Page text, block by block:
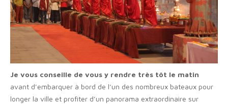
Je vous conseille de vous y rendre très tôt le matin
avant d’embarquer à bord de l’un des nombreux bateaux pour
longer la ville et profiter d’un panorama extraordinaire sur